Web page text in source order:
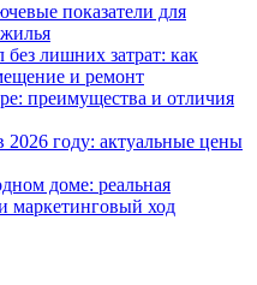
показатели для
лишних затрат: как
и ремонт
преимущества и отличия
2026 году: актуальные цены
доме: реальная
маркетинговый ход